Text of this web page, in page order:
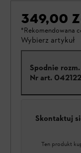
349,00
*Rekomendowana
Wybierz artykuł
Spodnie
Nr art.
Skontaktuj
Ten produkt